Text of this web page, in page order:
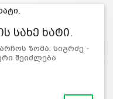
სახე​​​​​​​ ხატი.
ზომა: სიგრძე -
შეიძლება